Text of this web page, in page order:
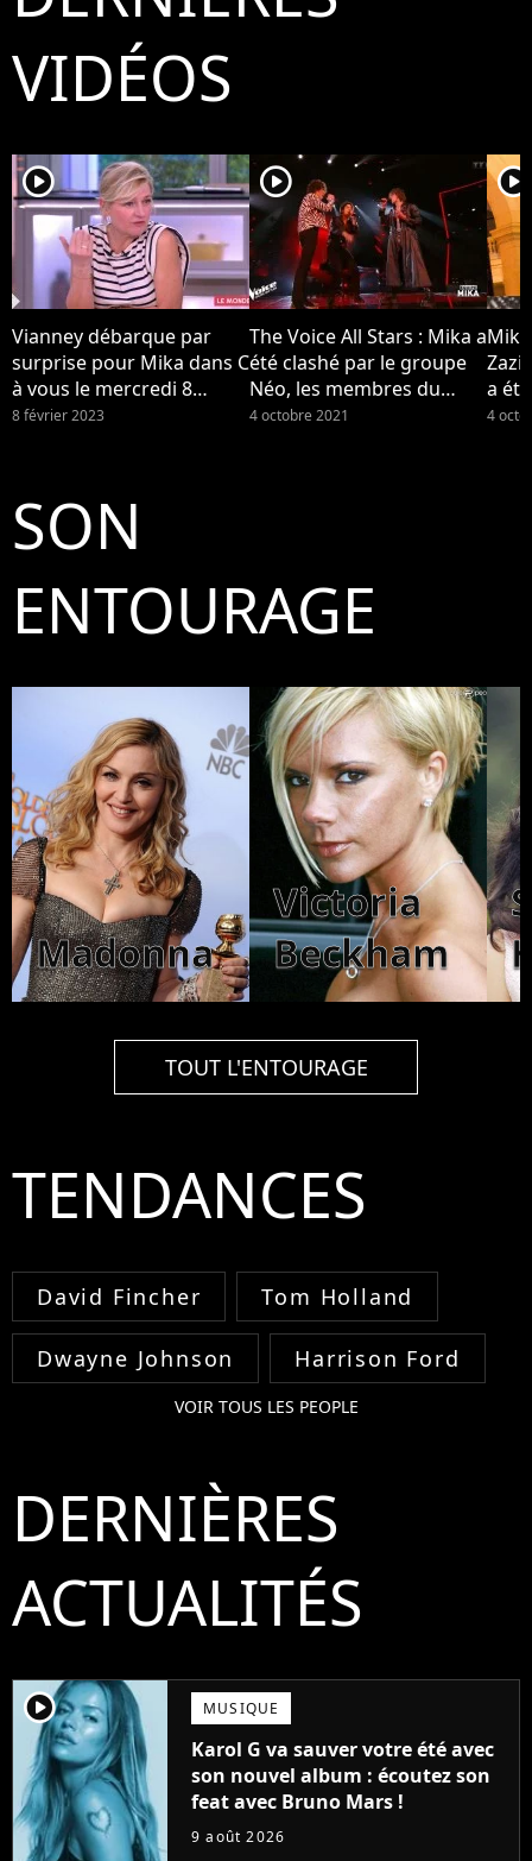
VIDÉOS
player2
Vianney débarque par
surprise pour Mika dans C
à vous le mercredi 8
février 2023 sur France 5...
8 février 2023
player2
The Voice All Stars : Mika a
été clashé par le groupe
Néo, les membres du
groupe se disent "surpris"
4 octobre 2021
player2
a
Néo
4
SON
ENTOURAGE
Madonna
Victoria
Beckham
TOUT L'ENTOURAGE
TENDANCES
David Fincher Tom Holland
Dwayne Johnson Harrison Ford
VOIR TOUS LES PEOPLE
DERNIÈRES
ACTUALITÉS
player2 MUSIQUE
Karol G va sauver votre été avec
son nouvel album : écoutez son
feat avec Bruno Mars !
9 août 2026